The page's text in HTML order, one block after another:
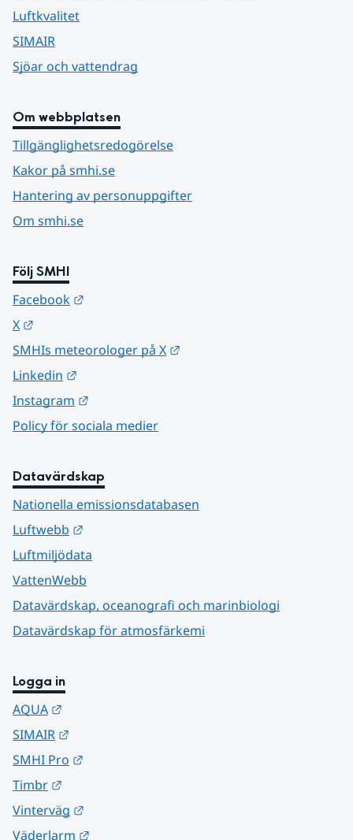
Luftkvalitet
SIMAIR
Sjöar och vattendrag
Om webbplatsen
Tillgänglighetsredogörelse
Kakor på smhi.se
Hantering av personuppgifter
Om smhi.se
Följ SMHI
Facebook
X
SMHIs meteorologer på X
Linkedin
Instagram
Policy för sociala medier
Datavärdskap
Nationella emissionsdatabasen
Luftwebb
Luftmiljödata
VattenWebb
Datavärdskap, oceanografi och marinbiologi
Datavärdskap för atmosfärkemi
Logga in
AQUA
SIMAIR
SMHI Pro
Timbr
Vinterväg
Väderlarm